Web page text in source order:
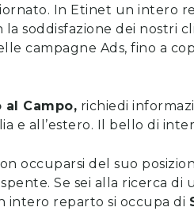
In Etinet un intero
soddisfazione dei nostri
campagne Ads, fino a
al Campo, richiedi
e all’estero. Il bello di
occuparsi del suo
Se sei alla ricerca di
intero reparto si occupa di